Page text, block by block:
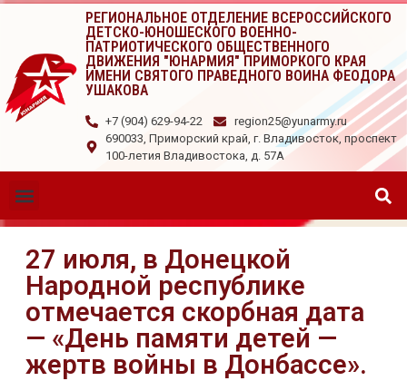
РЕГИОНАЛЬНОЕ ОТДЕЛЕНИЕ ВСЕРОССИЙСКОГО
ДЕТСКО-ЮНОШЕСКОГО ВОЕННО-
ПАТРИОТИЧЕСКОГО ОБЩЕСТВЕННОГО
ДВИЖЕНИЯ "ЮНАРМИЯ" ПРИМОРКОГО КРАЯ
ИМЕНИ СВЯТОГО ПРАВЕДНОГО ВОИНА ФЕОДОРА
УШАКОВА
+7 (904) 629-94-22
region25@yunarmy.ru
690033, Приморский край, г. Владивосток, проспект
100-летия Владивостока, д. 57А
27 июля, в Донецкой
Народной республике
отмечается скорбная дата
— «День памяти детей —
жертв войны в Донбассе».